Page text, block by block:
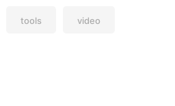
tools video